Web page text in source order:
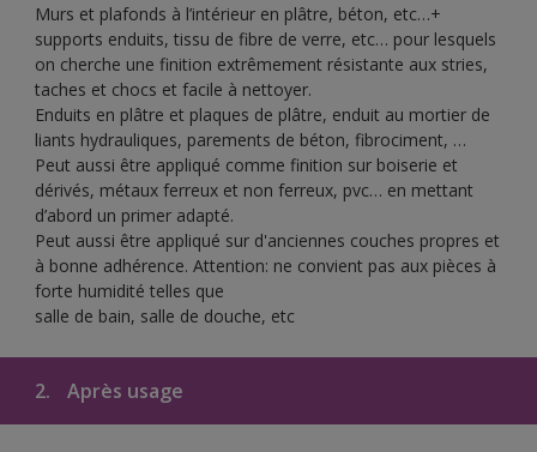
Murs et plafonds à l’intérieur en plâtre, béton, etc…+
supports enduits, tissu de fibre de verre, etc… pour lesquels
on cherche une finition extrêmement résistante aux stries,
taches et chocs et facile à nettoyer.
Enduits en plâtre et plaques de plâtre, enduit au mortier de
liants hydrauliques, parements de béton, fibrociment, …
Peut aussi être appliqué comme finition sur boiserie et
dérivés, métaux ferreux et non ferreux, pvc… en mettant
d’abord un primer adapté.
Peut aussi être appliqué sur d'anciennes couches propres et
à bonne adhérence. Attention: ne convient pas aux pièces à
forte humidité telles que
salle de bain, salle de douche, etc
2. Après usage